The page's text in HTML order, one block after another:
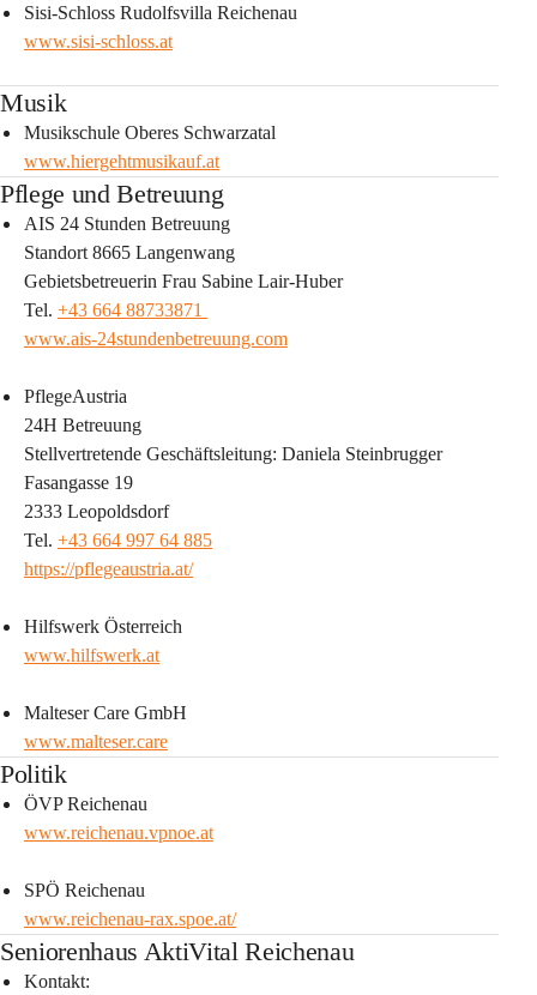
Sisi-Schloss Rudolfsvilla Reichenau
www.sisi-schloss.at
Musik
Musikschule Oberes Schwarzatal
www.hiergehtmusikauf.at
Pflege und Betreuung
AIS 24 Stunden Betreuung
Standort 8665 Langenwang
Gebietsbetreuerin Frau Sabine Lair-Huber
Tel. +43 664 88733871
www.ais-24stundenbetreuung.com
PflegeAustria
24H Betreuung
Stellvertretende Geschäftsleitung: Daniela Steinbrugger
Fasangasse 19
2333 Leopoldsdorf
Tel. +43 664 997 64 885
https://pflegeaustria.at/
Hilfswerk Österreich
www.hilfswerk.at
Malteser Care GmbH
www.malteser.care
Politik
ÖVP Reichenau
www.reichenau.vpnoe.at
SPÖ Reichenau
www.reichenau-rax.spoe.at/
Seniorenhaus AktiVital Reichenau
Kontakt: